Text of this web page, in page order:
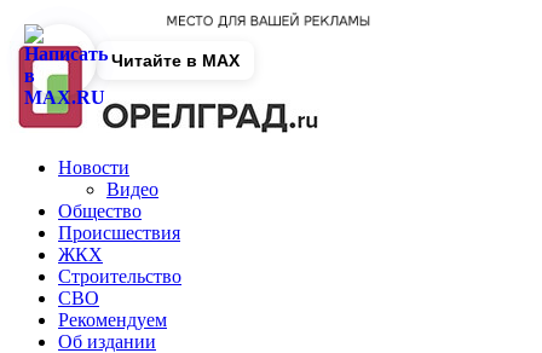
Новости
Видео
Общество
Происшествия
ЖКХ
Строительство
СВО
Рекомендуем
Об издании
Читайте в MAX